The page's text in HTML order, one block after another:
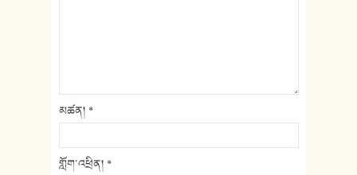
མཚན། *
གློག་འཕྲིན། *